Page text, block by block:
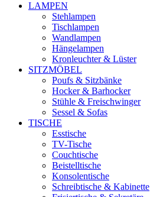
LAMPEN
Stehlampen
Tischlampen
Wandlampen
Hängelampen
Kronleuchter & Lüster
SITZMÖBEL
Poufs & Sitzbänke
Hocker & Barhocker
Stühle & Freischwinger
Sessel & Sofas
TISCHE
Esstische
TV-Tische
Couchtische
Beistelltische
Konsolentische
Schreibtische & Kabinette